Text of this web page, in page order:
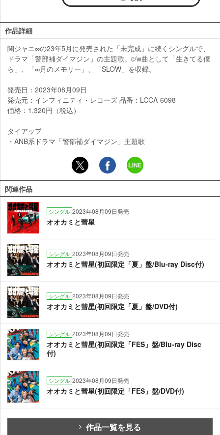
作品詳細
関ジャニ∞の23年5月に発売された「未完成」に続くシングルで、
ドラマ「警部補ダイマジン」の主題歌。c/w曲として「生きてる僕
ら」、「∞月のメモリー」、「SLOW」を収録。
発売日：2023年08月09日
発売元：インフィニティ・レコーズ 品番：LCCA-6098
価格：1,320円（税込）
タイアップ
・ANB系ドラマ「警部補ダイマジン」主題歌
関連作品
シングル 2023年08月09日発売
オオカミと彗星
シングル 2023年08月09日発売
オオカミと彗星(初回限定「夏」盤/Blu-ray Disc付)
シングル 2023年08月09日発売
オオカミと彗星(初回限定「夏」盤/DVD付)
シングル 2023年08月09日発売
オオカミと彗星(初回限定「FES」盤/Blu-ray Disc
付)
シングル 2023年08月09日発売
オオカミと彗星(初回限定「FES」盤/DVD付)
作品一覧を見る